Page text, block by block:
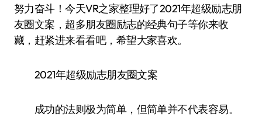
努力奋斗！今天VR之家整理好了2021年超级励志朋
友圈文案，超多朋友圈励志的经典句子等你来收
藏，赶紧进来看看吧，希望大家喜欢。
2021年超级励志朋友圈文案
成功的法则极为简单，但简单并不代表容易。